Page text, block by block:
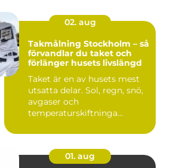
02. aug
Takmålning Stockholm – så
förvandlar du taket och
förlänger husets livslängd
Taket är en av husets mest
utsatta delar. Sol, regn, snö,
avgaser och
temperaturskiftninga...
01. aug